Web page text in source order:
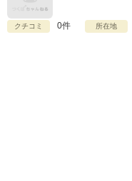
クチコミ 0件 所在地